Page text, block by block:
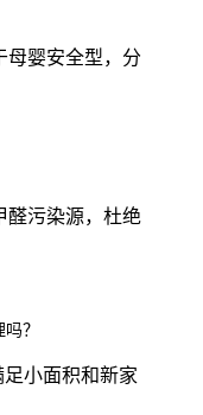
母婴安全型，分
醛污染源，杜绝
？
小面积和新家